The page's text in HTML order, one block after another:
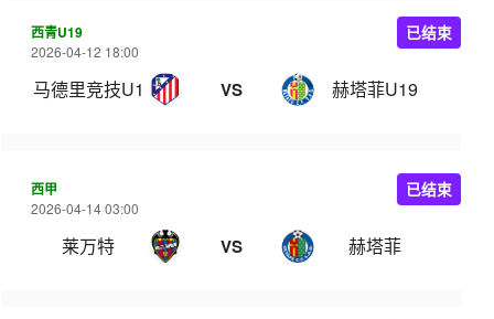
西青U19
2026-04-12 18:00
马德里竞技U19 VS 赫塔菲U19
已结束
西甲
2026-04-14 03:00
莱万特 VS 赫塔菲
已结束